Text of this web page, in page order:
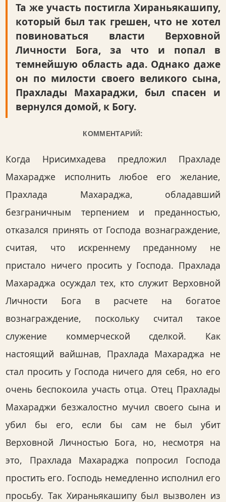
Та же участь постигла Хираньякашипу,
который был так грешен, что не хотел
повиноваться власти Верховной
Личности Бога, за что и попал в
темнейшую область ада. Однако даже
он по милости своего великого сына,
Прахлады Махараджи, был спасен и
вернулся домой, к Богу.
КОММЕНТАРИЙ:
Когда Нрисимхадева предложил Прахладе
Махарадже исполнить любое его желание,
Прахлада Махараджа, обладавший
безграничным терпением и преданностью,
отказался принять от Господа вознаграждение,
считая, что искреннему преданному не
пристало ничего просить у Господа. Прахлада
Махараджа осуждал тех, кто служит Верховной
Личности Бога в расчете на богатое
вознаграждение, поскольку считал такое
служение коммерческой сделкой. Как
настоящий вайшнав, Прахлада Махараджа не
стал просить у Господа ничего для себя, но его
очень беспокоила участь отца. Отец Прахлады
Махараджи безжалостно мучил своего сына и
убил бы его, если бы сам не был убит
Верховной Личностью Бога, но, несмотря на
это, Прахлада Махараджа попросил Господа
простить его. Господь немедленно исполнил его
просьбу. Так Хираньякашипу был вызволен из